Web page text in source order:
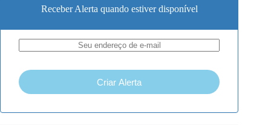
Receber Alerta quando estiver disponível
Criar Alerta